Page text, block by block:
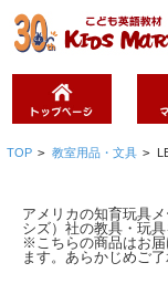
TOP > 教室用品・文具 >
アメリカの知育玩具
シズ）社の教具・玩具
※こちらの商品はお
ます。あらかじめご了